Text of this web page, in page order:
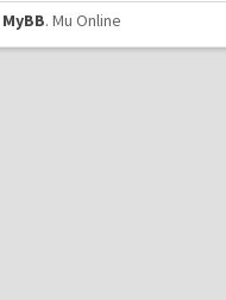
MyBB. Mu Online